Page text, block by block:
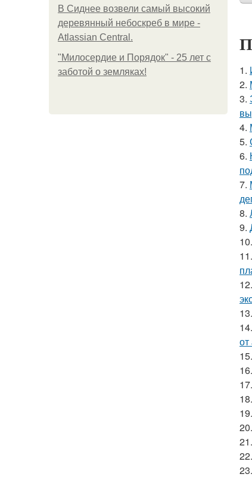
В Сиднее возвели самый высокий
деревянный небоскреб в мире -
Atlassian Central.
"Милосердие и Порядок" - 25 лет с
заботой о земляках!
1.
2.
3.
4.
5.
6.
7.
8.
9.
10.
11.
12.
13.
14.
15.
16.
17.
18.
19.
20.
21.
22.
23.